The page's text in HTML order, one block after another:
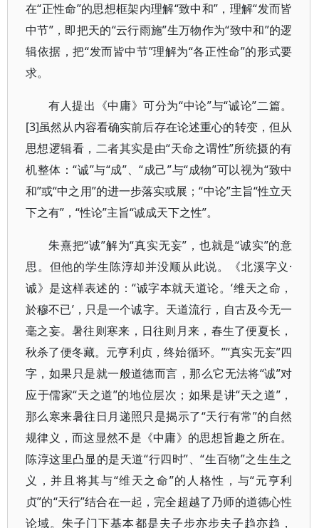
在“正性命”的思想框架内理解“致中和”，理解“发而皆
中节”，即把天的“云行雨施”生万物作为“致中和”的逻
辑依据，把“发而皆中节”理解为“各正性命”的形式要
求。
有人提出《中庸》可分为“中论”与“诚论”二篇。
[3]虽然从内容看确实前后存在论述重心的转变，但从
思想逻辑看，二者其实是由“天命之谓性”所统摄的有
机整体：“诚”与“成”、“成己”与“成物”可以视为“致中
和”或“中之用”的进一步落实或展；“中论”主旨“性立天
下之有”，“性论”主旨“诚成天下之性”。
朱熹把“诚”解为“真实无妄”，也就是“诚实”的意
思。但他的学生陈淳却并没顺从此说。《北溪字义·
诚》是这样表述的：“诚字本就天道论。‘维天之命，
於穆不已’，只是一个诚字。天道流行，自古及今无一
毫之妄。暑往则寒来，日往则月来，春生了便夏长，
秋杀了便冬藏。元亨利贞，终始循环。”“真实无妄”四
字，如果只是就一般道德而言，那么它无法将“诚”对
应于儒家“天之道”的地位层次；如果是讲“天之道”，
那么寒来暑往日月递照只是揭示了“天行有常”的自然
规律义，而这显然不是《中庸》的思想旨趣之所在。
陈淳这里凸显的是天道“行四时”、“生百物”之生生之
义，并且将其与“维天之命”的人格性，与“元亨利
贞”的“天行”结合在一起，完全超越了乃师的道德心性
论域。朱子门下基本都是夫子步亦步夫子趋亦趋，